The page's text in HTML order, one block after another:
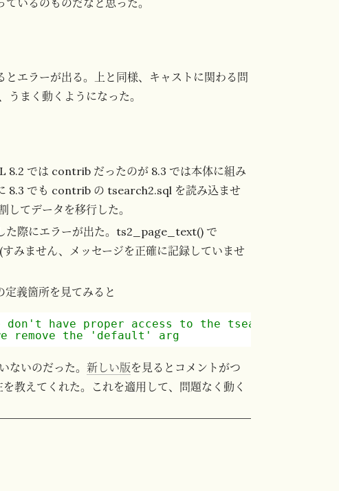
いるのものだなと思った。
エラーが出る。上と同様、キャストに関わる問
うまく動くようになった。
では contrib だったのが 8.3 では本体に組み
8.3 でも contrib の tsearch2.sql を読み込ませ
てデータを移行した。
た際にエラーが出た。ts2_page_text() で
みません、メッセージを正確に記録していませ
義箇所を見てみると
have proper access to the tsearch2 tables
remove the 'default' arg
ないのだった。新しい版を見るとコメントがつ
を教えてくれた。これを適用して、問題なく動く